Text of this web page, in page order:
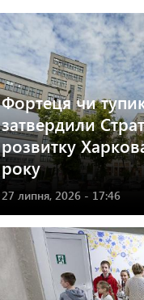
Фортеця чи
затвердили
розвитку
року
27 липня, 2026 - 17:46